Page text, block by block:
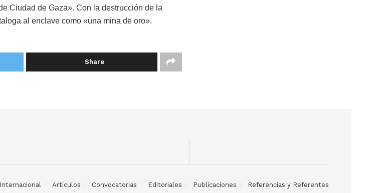
Ciudad de Gaza». Con la destrucción de la
al enclave como «una mina de oro».
Share
Internacional Artículos Convocatorias Editoriales Publicaciones Referencias y Referentes